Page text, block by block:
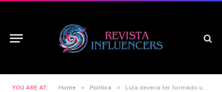
YOU ARE AT: Home » Política » Lula deveria ter formado uma ‘mesa da frente ampla’ após eleições de 2022, diz Dirceu